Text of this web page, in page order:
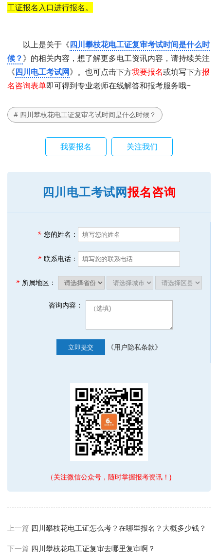
工证报名入口进行报名。
以上是关于《四川攀枝花电工证复审考试时间是什么时
候？》的相关内容，想了解更多电工资讯内容，请持续关注
《四川电工考试网》。也可点击下方我要报名或填写下方报
名咨询表单即可得到专业老师在线解答和报考服务哦~
# 四川攀枝花电工证复审考试时间是什么时候？
我要报名 关注我们
四川电工考试网报名咨询
* 您的姓名：
* 联系电话：
* 所属地区：
咨询内容：
立即提交 《用户隐私条款》
（关注微信公众号，随时掌握报考资讯！)
上一篇 四川攀枝花电工证怎么考？在哪里报名？大概多少钱？
下一篇 四川攀枝花电工证复审去哪里复审啊？